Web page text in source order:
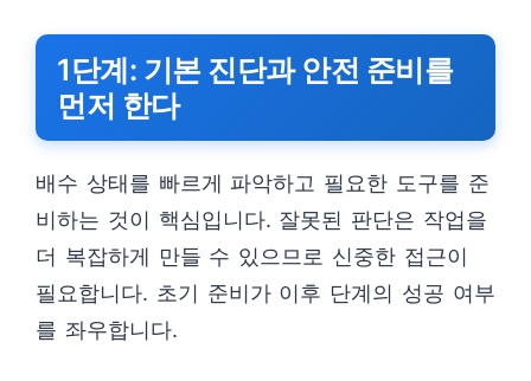
1단계: 기본 진단과 안전 준비를
먼저 한다
배수 상태를 빠르게 파악하고 필요한 도구를 준
비하는 것이 핵심입니다. 잘못된 판단은 작업을
더 복잡하게 만들 수 있으므로 신중한 접근이
필요합니다. 초기 준비가 이후 단계의 성공 여부
를 좌우합니다.